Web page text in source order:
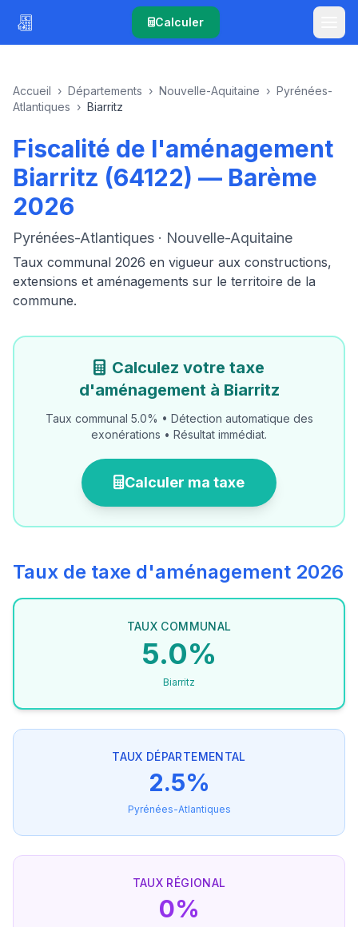
Calculer
Accueil › Départements › Nouvelle-Aquitaine › Pyrénées-
Atlantiques › Biarritz
Fiscalité de l'aménagement
Biarritz (64122) — Barème
2026
Pyrénées-Atlantiques · Nouvelle-Aquitaine
Taux communal 2026 en vigueur aux constructions,
extensions et aménagements sur le territoire de la
commune.
Calculez votre taxe
d'aménagement à Biarritz
Taux communal 5.0% • Détection automatique des
exonérations • Résultat immédiat.
Calculer ma taxe
Taux de taxe d'aménagement 2026
TAUX COMMUNAL
5.0%
Biarritz
TAUX DÉPARTEMENTAL
2.5%
Pyrénées-Atlantiques
TAUX RÉGIONAL
0%